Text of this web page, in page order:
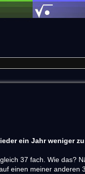
ein Jahr weniger
37 fach. Wie das?
einen meiner